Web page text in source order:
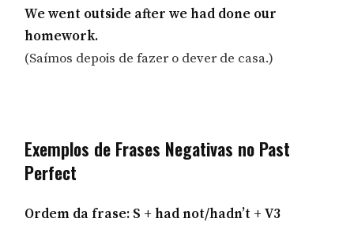
We went outside after we had done our
homework.
(Saímos depois de fazer o dever de casa.)
Exemplos de Frases Negativas no Past
Perfect
Ordem da frase: S + had not/hadn’t + V3